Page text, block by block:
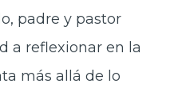
padre y pastor
a reflexionar en la
más allá de lo